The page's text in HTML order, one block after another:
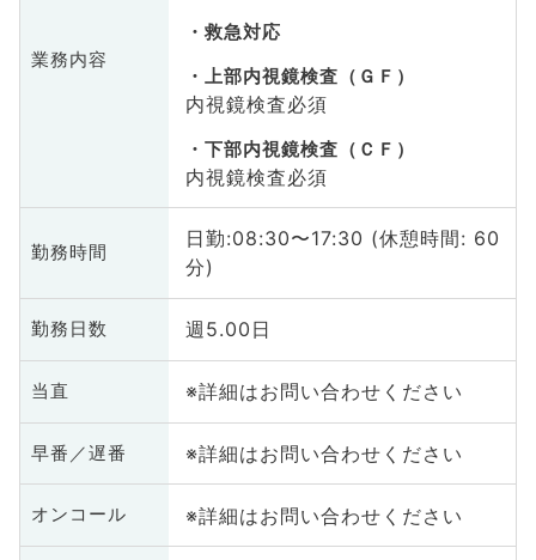
業務内容
救急対応
上部内視鏡検査（ＧＦ）
内視鏡検査必須
下部内視鏡検査（ＣＦ）
内視鏡検査必須
勤務時間
日勤:08:30〜17:30 (休憩時間: 60
分)
勤務日数 週5.00日
当直 ※詳細はお問い合わせください
早番／遅番 ※詳細はお問い合わせください
オンコール ※詳細はお問い合わせください